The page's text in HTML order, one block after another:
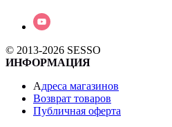
© 2013-2026 SESSO
ИНФОРМАЦИЯ
Адреса магазинов
Возврат товаров
Публичная оферта